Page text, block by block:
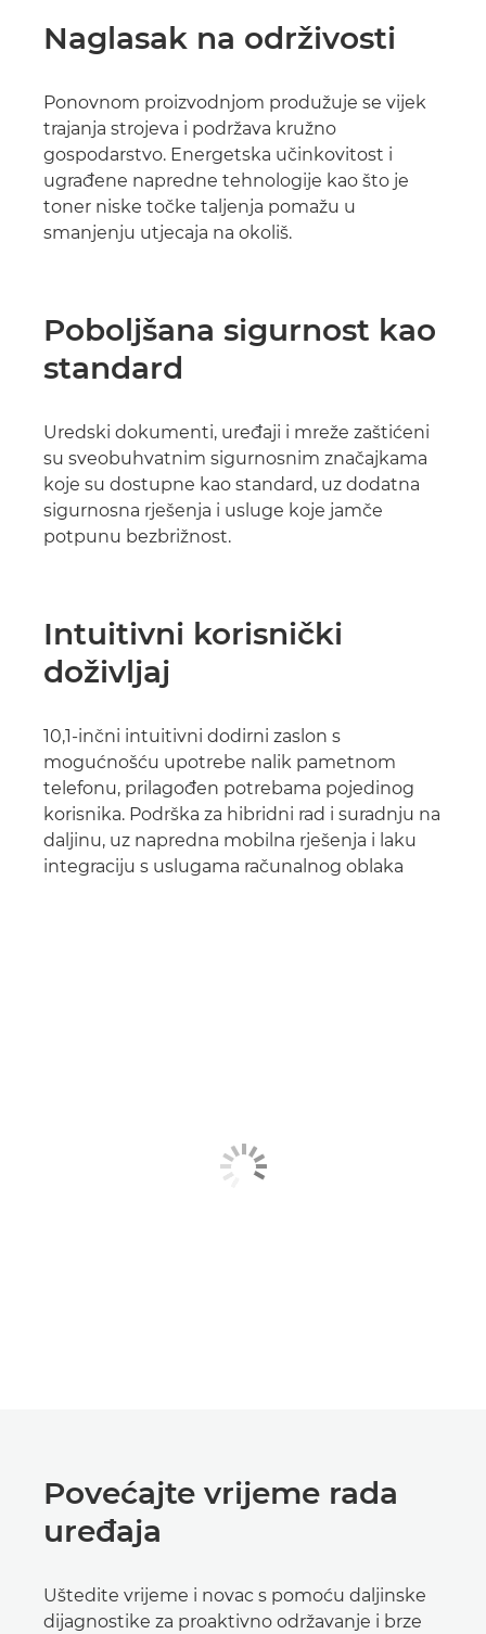
Naglasak na održivosti
Ponovnom proizvodnjom produžuje se vijek
trajanja strojeva i podržava kružno
gospodarstvo. Energetska učinkovitost i
ugrađene napredne tehnologije kao što je
toner niske točke taljenja pomažu u
smanjenju utjecaja na okoliš.
Poboljšana sigurnost kao
standard
Uredski dokumenti, uređaji i mreže zaštićeni
su sveobuhvatnim sigurnosnim značajkama
koje su dostupne kao standard, uz dodatna
sigurnosna rješenja i usluge koje jamče
potpunu bezbrižnost.
Intuitivni korisnički
doživljaj
10,1-inčni intuitivni dodirni zaslon s
mogućnošću upotrebe nalik pametnom
telefonu, prilagođen potrebama pojedinog
korisnika. Podrška za hibridni rad i suradnju na
daljinu, uz napredna mobilna rješenja i laku
integraciju s uslugama računalnog oblaka
Povećajte vrijeme rada
uređaja
Uštedite vrijeme i novac s pomoću daljinske
dijagnostike za proaktivno održavanje i brze